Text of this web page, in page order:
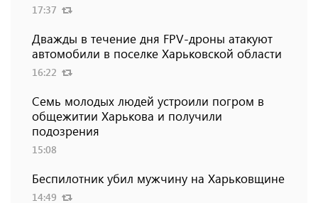
17:37
Дважды в течение дня FPV-дроны атакуют
автомобили в поселке Харьковской области
16:22
Семь молодых людей устроили погром в
общежитии Харькова и получили
подозрения
15:08
Беспилотник убил мужчину на Харьковщине
14:49